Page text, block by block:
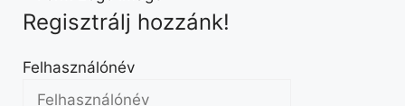
Regisztrálj hozzánk!
Felhasználónév